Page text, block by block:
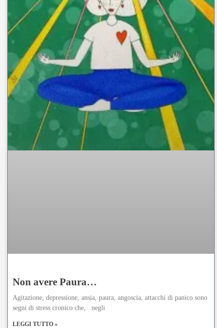
Non avere Paura…
Agitazione, depressione, ansia, paura, angoscia, attacchi di panico sono
segni di stress cronico che, negli
LEGGI TUTTO »